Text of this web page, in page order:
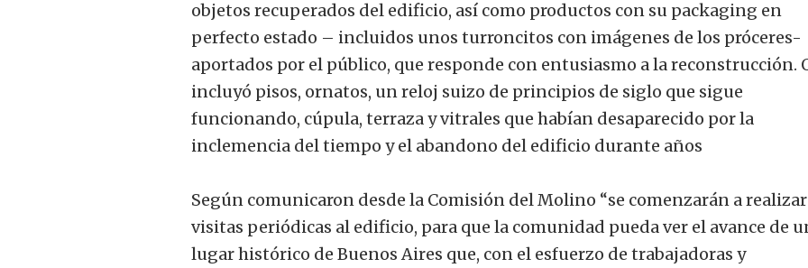
objetos recuperados del edificio, así como productos con su packaging en
perfecto estado – incluidos unos turroncitos con imágenes de los próceres-
aportados por el público, que responde con entusiasmo a la reconstrucción.
incluyó pisos, ornatos, un reloj suizo de principios de siglo que sigue
funcionando, cúpula, terraza y vitrales que habían desaparecido por la
inclemencia del tiempo y el abandono del edificio durante años
Según comunicaron desde la Comisión del Molino “se comenzarán a realizar
visitas periódicas al edificio, para que la comunidad pueda ver el avance de
lugar histórico de Buenos Aires que, con el esfuerzo de trabajadoras y